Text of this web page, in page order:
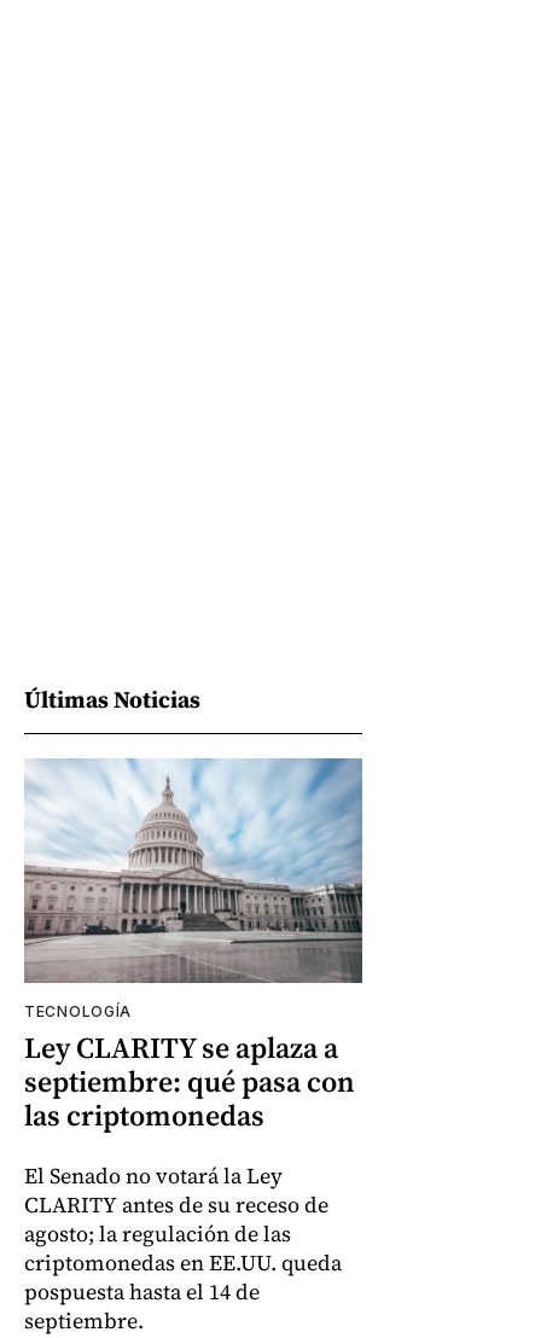
Últimas Noticias
TECNOLOGÍA
Ley CLARITY se aplaza a
septiembre: qué pasa con
las criptomonedas
El Senado no votará la Ley
CLARITY antes de su receso de
agosto; la regulación de las
criptomonedas en EE.UU. queda
pospuesta hasta el 14 de
septiembre.